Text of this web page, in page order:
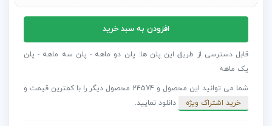
اصلاح
رنگ
مطرح
افزودن به سبد خرید
قابل دسترسی از طریق این پلن ها: پلن دو ماهه - پلن سه ماهه - پلن
یک ماهه
شما می توانید این محصول و 24574 محصول دیگر را با کمترین قیمت و
خرید اشتراک ویژه
دانلود نمایید.